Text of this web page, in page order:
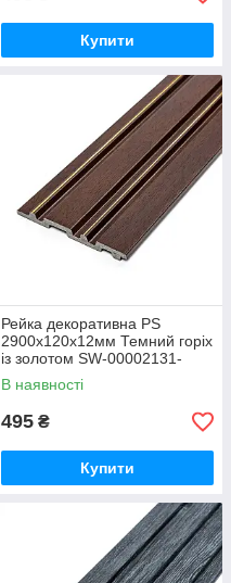
Купити
Рейка декоративна PS
2900х120х12мм Темний горіх
із золотом SW-00002131-
В наявності
495 ₴
Купити